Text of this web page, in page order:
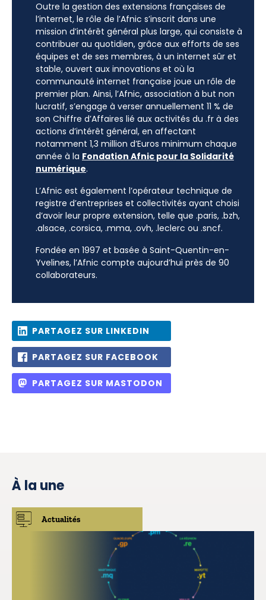
Outre la gestion des extensions françaises de
l’internet, le rôle de l’Afnic s’inscrit dans une
mission d’intérêt général plus large, qui consiste à
contribuer au quotidien, grâce aux efforts de ses
équipes et de ses membres, à un internet sûr et
stable, ouvert aux innovations et où la
communauté internet française joue un rôle de
premier plan. Ainsi, l’Afnic, association à but non
lucratif, s’engage à verser annuellement 11 % de
son Chiffre d’Affaires lié aux activités du .fr à des
actions d’intérêt général, en affectant
notamment 1,3 million d’Euros minimum chaque
année à la Fondation Afnic pour la Solidarité
numérique.
L’Afnic est également l’opérateur technique de
registre d’entreprises et collectivités ayant choisi
d’avoir leur propre extension, telle que .paris, .bzh,
.alsace, .corsica, .mma, .ovh, .leclerc ou .sncf.
Fondée en 1997 et basée à Saint-Quentin-en-
Yvelines, l’Afnic compte aujourd’hui près de 90
collaborateurs.
PARTAGEZ SUR LINKEDIN
PARTAGEZ SUR FACEBOOK
PARTAGEZ SUR MASTODON
À la une
Actualités